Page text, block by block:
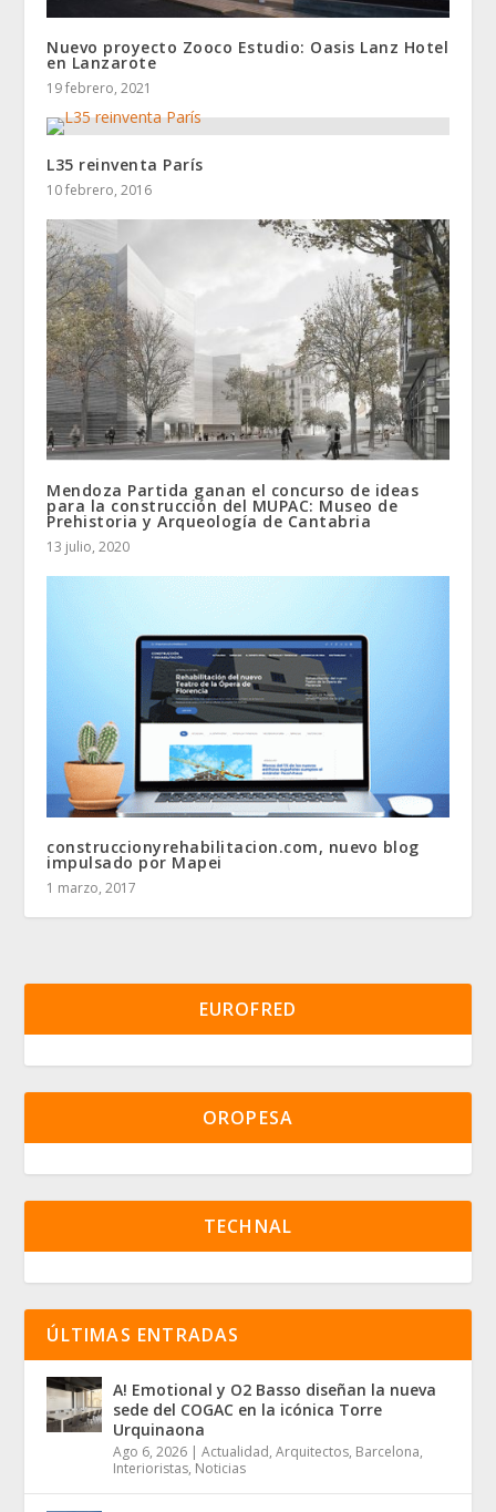
Nuevo proyecto Zooco Estudio: Oasis Lanz Hotel
en Lanzarote
19 febrero, 2021
L35 reinventa París
10 febrero, 2016
Mendoza Partida ganan el concurso de ideas
para la construcción del MUPAC: Museo de
Prehistoria y Arqueología de Cantabria
13 julio, 2020
construccionyrehabilitacion.com, nuevo blog
impulsado por Mapei
1 marzo, 2017
EUROFRED
OROPESA
TECHNAL
ÚLTIMAS ENTRADAS
A! Emotional y O2 Basso diseñan la nueva
sede del COGAC en la icónica Torre
Urquinaona
Ago 6, 2026 |Actualidad,Arquitectos, Barcelona,
Interioristas, Noticias